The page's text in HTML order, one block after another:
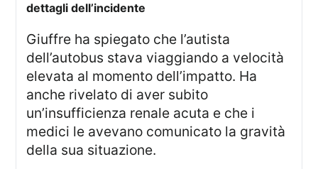
dettagli dell’incidente
Giuffre ha spiegato che l’autista
dell’autobus stava viaggiando a velocità
elevata al momento dell’impatto. Ha
anche rivelato di aver subito
un’insufficienza renale acuta e che i
medici le avevano comunicato la gravità
della sua situazione.